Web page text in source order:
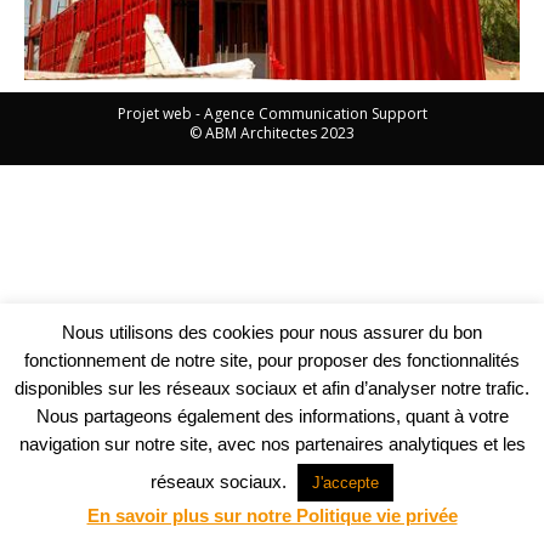
Projet web -Agence Communication Support
© ABM Architectes 2023
Nous utilisons des cookies pour nous assurer du bon
fonctionnement de notre site, pour proposer des fonctionnalités
disponibles sur les réseaux sociaux et afin d’analyser notre trafic.
Nous partageons également des informations, quant à votre
navigation sur notre site, avec nos partenaires analytiques et les
réseaux sociaux.
J'accepte
En savoir plus sur notre Politique vie privée